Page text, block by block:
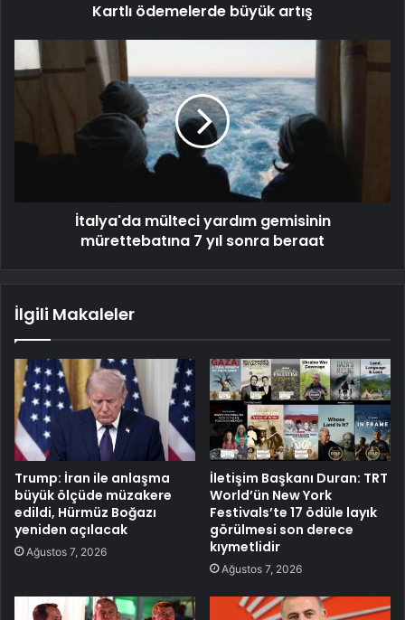
Kartlı ödemelerde büyük artış
İtalya'da mülteci yardım gemisinin
mürettebatına 7 yıl sonra beraat
İlgili Makaleler
Trump: İran ile anlaşma
büyük ölçüde müzakere
edildi, Hürmüz Boğazı
yeniden açılacak
Ağustos 7, 2026
İletişim Başkanı Duran: TRT
World’ün New York
Festivals’te 17 ödüle layık
görülmesi son derece
kıymetlidir
Ağustos 7, 2026